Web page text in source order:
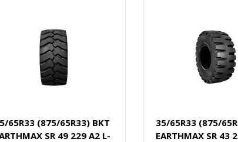
65R33 (875/65R33) BKT
SR 49 229 A2 L-
35/65R33 (875/
EARTHMAX SR 43